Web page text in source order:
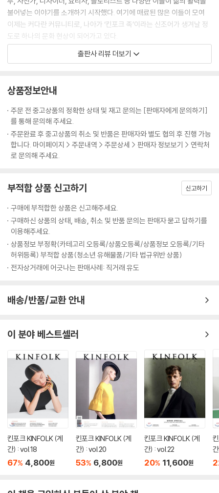
124. 한 해의 끝과 시작: 세계 곳곳에서 벌어지는 연말 가족행사
128. 핫 토디의 역사: 추운 겨울, 몸을 데워주는 핫 토디 한 잔을 둘러싼 지
침
130. 후천적으로 습득한 취향: 지나고 나서야 알 수 있는 것. 한 번 더 시도
해보아야 하는 순간에 대한 에세이
132. 어머니의 어머니: 할머니의 추억에서 곧장 꺼내온 요리를 나누어 먹
134. 포스트가 전하는 에티켓: 에티켓의 거장 에밀리 포스트의 고손녀가
들려주는 조언
136. 레시피: 복주머니 새우돼지고기만두(샤오마이)
137. 레시피: 세 가지로 즐기는 핫 토디
139. CREDITS
140. KEEP IN TOUCH
불어넣는 이야기를 소개하기 시작했다. 여기에 매료된 많은 이들이 모여
이제는 커다란 커뮤니티로, 나아가 ‘킨포크 족’이라는 신조어가 생겨날 정
도로 하나의 문화 현상이 되어가고 있다.
석양을 바라보며 차를 마시고, 직접 만든 가구의 흠집을 어루만지며, 숲으
로 소풍을 간다. 굴을 곁들인 애피타이저로 나만을 위한 만찬을 준비하고,
간들에 주목한다.
vol.10의 주제는 ‘나이에 대하여’다. 우리는 나이에 대해 단면적으로 생각
하는 경향이 짙다. 탄생에서부터 죽음까지, 입사에서부터 은퇴까지 이어지
는 일직선상의 궤적으로 생각하는 것이다. 하지만 나이라는 것은 보다 미
묘하며 수치화할 수 없다. 나이가 들수록 생각은 깊어지고 삶의 경험은 점
점 쌓여가며 세월의 흐름은 빙하가 움직이듯 천천히 우리를 성장시킨다.
아름다움에 대해 생각해본다. 또한 주변의 어르신들과 좋은 이웃이 되는
간에 대한 고찰, 슬로푸드 전문가의 조언, 백 세가 넘는 노인들의 포트레이
트, 점점 작아져가는 빙하에 대한 포토 에세이 등이 담겨 있다.
출판사 리뷰 더보기
상품정보안내
주문 전 중고상품의 정확한 상태 및 재고 문의는 [판매자에게 문의하기]
를 통해 문의해 주세요.
주문완료 후 중고상품의 취소 및 반품은 판매자와 별도 협의 후 진행 가능
합니다. 마이페이지 > 주문내역 > 주문상세 > 판매자 정보보기 > 연락처
로 문의해 주세요.
부적합 상품 신고하기 신고하기
구매에 부적합한 상품은 신고해주세요.
구매하신 상품의 상태, 배송, 취소 및 반품 문의는 판매자 묻고 답하기를
이용해주세요.
상품정보 부정확(카테고리 오등록/상품오등록/상품정보 오등록/기타
허위등록) 부적합 상품(청소년 유해물품/기타 법규위반 상품)
전자상거래에 어긋나는 판매사례: 직거래 유도
배송/반품/교환 안내
이 분야 베스트셀러
킨포크 KINFOLK (계
간) : vol.18
67% 4,800원
킨포크 KINFOLK (계
간) : vol.20
53% 6,800원
킨포크 KINFOLK (계
간) : vol.22
20% 11,600원